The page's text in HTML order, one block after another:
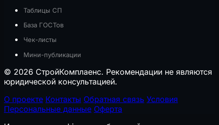
Таблицы СП
База ГОСТов
Чек-листы
Мини-публикации
© 2026 СтройКомплаенс. Рекомендации не являются
юридической консультацией.
О проекте Контакты Обратная связь Условия
Персональные данные Оферта